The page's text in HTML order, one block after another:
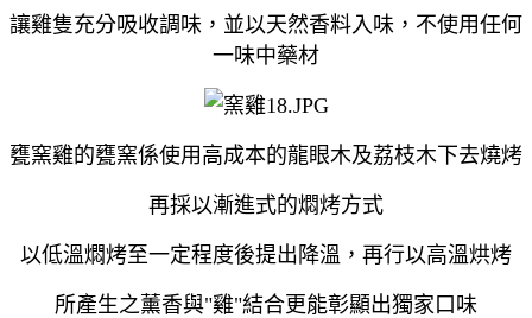
讓雞隻充分吸收調味，並以天然香料入味，不使用任何
一味中藥材
甕窯雞的甕窯係使用高成本的龍眼木及荔枝木下去燒烤
再採以漸進式的燜烤方式
以低溫燜烤至一定程度後提出降溫，再行以高溫烘烤
所產生之薰香與"雞"結合更能彰顯出獨家口味